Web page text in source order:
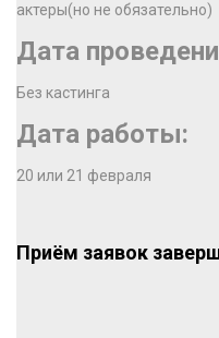
актеры(но не обязательно)
Дата
Без кастинга
Дата работы:
20 или 21 февраля
Приём заявок